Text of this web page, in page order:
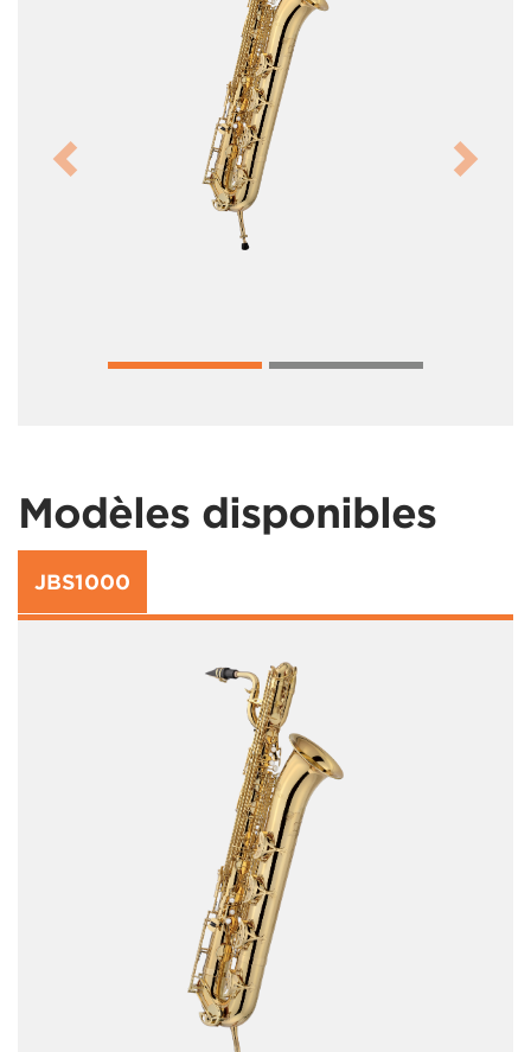
Previous Next
Modèles disponibles
JBS1000